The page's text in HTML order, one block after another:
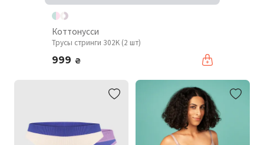
Коттонусси
Трусы стринги 302K (2 шт)
999 ₴